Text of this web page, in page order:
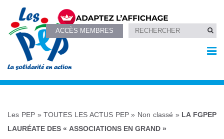
ACCÈS MEMBRES
Les PEP»TOUTES LES ACTUS PEP» Non classé » LA FGPEP
LAURÉATE DES « ASSOCIATIONS EN GRAND »